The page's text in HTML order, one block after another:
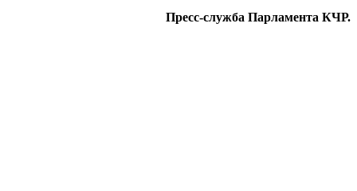
Пресс-служба Парламента КЧР.